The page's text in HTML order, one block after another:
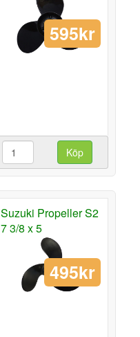
595kr
Köp
Suzuki Propeller S2
7 3/8 x 5
495kr